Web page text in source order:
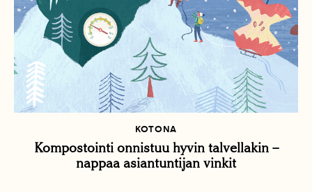
KOTONA
Kompostointi onnistuu hyvin talvellakin –
nappaa asiantuntijan vinkit